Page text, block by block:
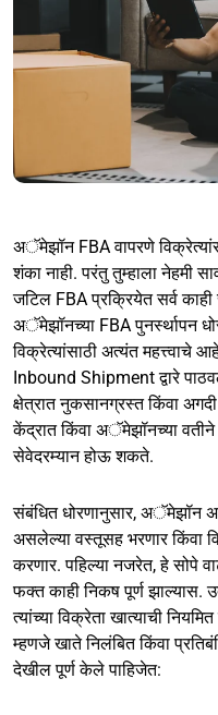
अॅमेझॉन FBA वापरणे
शंका नाही. परंतु तुम्हाला नेहमी
जटिल FBA प्रक्रियेत सर्व काही
अॅमेझॉनच्या FBA पुनर्स्थापन
विक्रेत्यांसाठी अत्यंत महत्त्वाचे
Inbound Shipment द्वारे
क्षेत्रात नुकसानग्रस्त किंवा
केंद्रात किंवा अॅमेझॉनच्या वतीने
सेवेदरम्यान होऊ शकते.
संबंधित धोरणानुसार, अॅमेझॉन
असलेल्या वस्तूसह भरणार किंवा
करणार. पहिल्या नजरेत, हे सोपे
फक्त काही निकष पूर्ण झाल्यास.
त्यांच्या विक्रेता खात्याची
म्हणजे खाते निलंबित किंवा
देखील पूर्ण केले पाहिजेत: